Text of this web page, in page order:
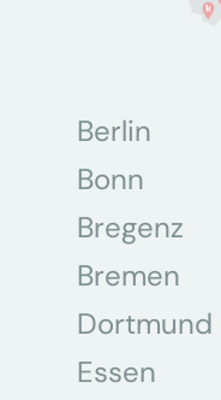
Berlin
Bonn
Bregenz
Bremen
Dortmund
Essen